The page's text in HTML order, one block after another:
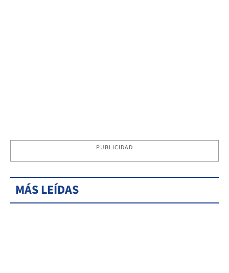
PUBLICIDAD
MÁS LEÍDAS